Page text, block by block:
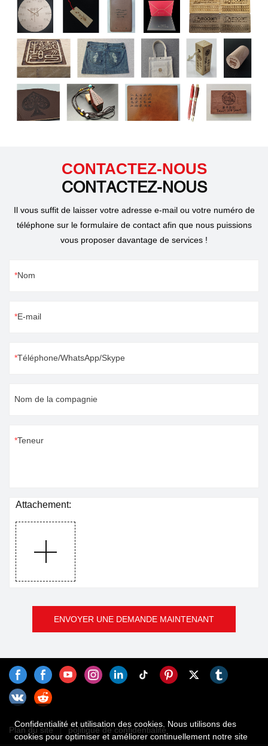
CONTACTEZ-NOUS
CONTACTEZ-NOUS
Il vous suffit de laisser votre adresse e-mail ou votre numéro de
téléphone sur le formulaire de contact afin que nous puissions
vous proposer davantage de services !
Nom
E-mail
Téléphone/WhatsApp/Skype
Nom de la compagnie
Teneur
Attachement:
ENVOYER UNE DEMANDE MAINTENANT
Plan du site politique de confidentialité
Confidentialité et utilisation des cookies. Nous utilisons des
cookies pour optimiser et améliorer continuellement notre site